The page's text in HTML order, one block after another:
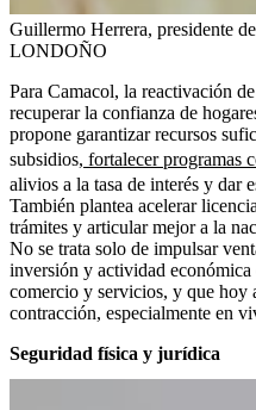
Guillermo Herrera, presidente
LONDOÑO
Para Camacol, la reactivación
recuperar la confianza de
propone garantizar recursos
subsidios, fortalecer programas
alivios a la tasa de interés y dar
También plantea acelerar
trámites y articular mejor a la
No se trata solo de impulsar
inversión y actividad económica
comercio y servicios, y que hoy
contracción, especialmente en
Seguridad física y jurídica